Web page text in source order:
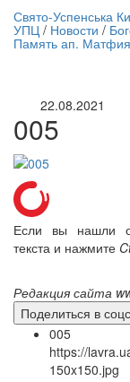
трансляция |
Свято-Успенська
УПЦ / Новости /
Память ап. Матфия
22.08.2021
005
Если вы нашли
текста и нажмите
Редакция сайта
Поделиться в
005
https://
150x150.jpg